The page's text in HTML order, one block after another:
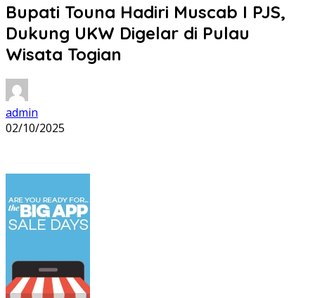
Bupati Touna Hadiri Muscab I PJS,
Dukung UKW Digelar di Pulau
Wisata Togian
admin
02/10/2025